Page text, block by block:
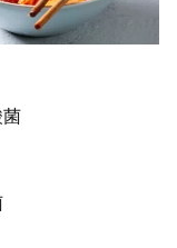
菌